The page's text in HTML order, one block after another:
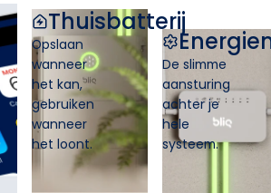
Thuisbatterij
Opslaan
wanneer
het kan,
gebruiken
wanneer
het loont.
De slimme
aansturing
achter je
hele
systeem.